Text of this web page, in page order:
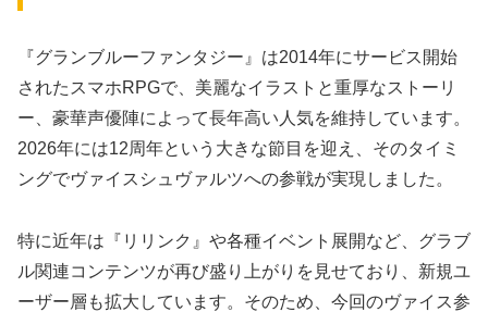
『グランブルーファンタジー』は2014年にサービス開始
されたスマホRPGで、美麗なイラストと重厚なストーリ
ー、豪華声優陣によって長年高い人気を維持しています。
2026年には12周年という大きな節目を迎え、そのタイミ
ングでヴァイスシュヴァルツへの参戦が実現しました。
特に近年は『リリンク』や各種イベント展開など、グラブ
ル関連コンテンツが再び盛り上がりを見せており、新規ユ
ーザー層も拡大しています。そのため、今回のヴァイス参